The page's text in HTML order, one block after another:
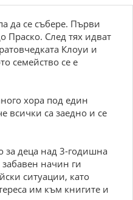
да се събере. Първи
Праско. След тях идват
Клоуи и
семейство се е
хора под един
всички са заедно и се
за деца над 3-годишна
начин ги
ситуации, като
им към книгите и